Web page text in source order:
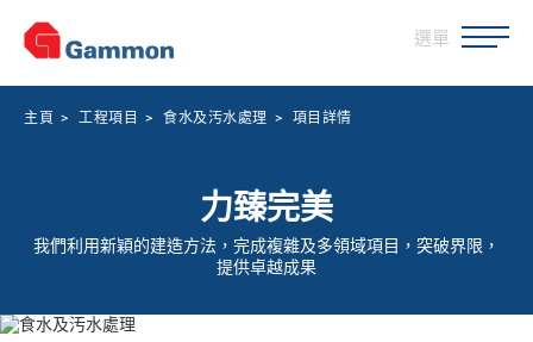
選單
主頁 > 工程項目 > 食水及汚水處理 > 項目詳情
力臻完美
我們利用新穎的建造方法，完成複雜及多領域項目，突破界限，
提供卓越成果